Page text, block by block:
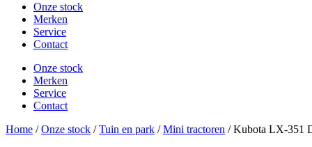
Onze stock
Merken
Service
Contact
Onze stock
Merken
Service
Contact
Home /Onze stock /Tuin en park /Mini tractoren / Kubota LX-351